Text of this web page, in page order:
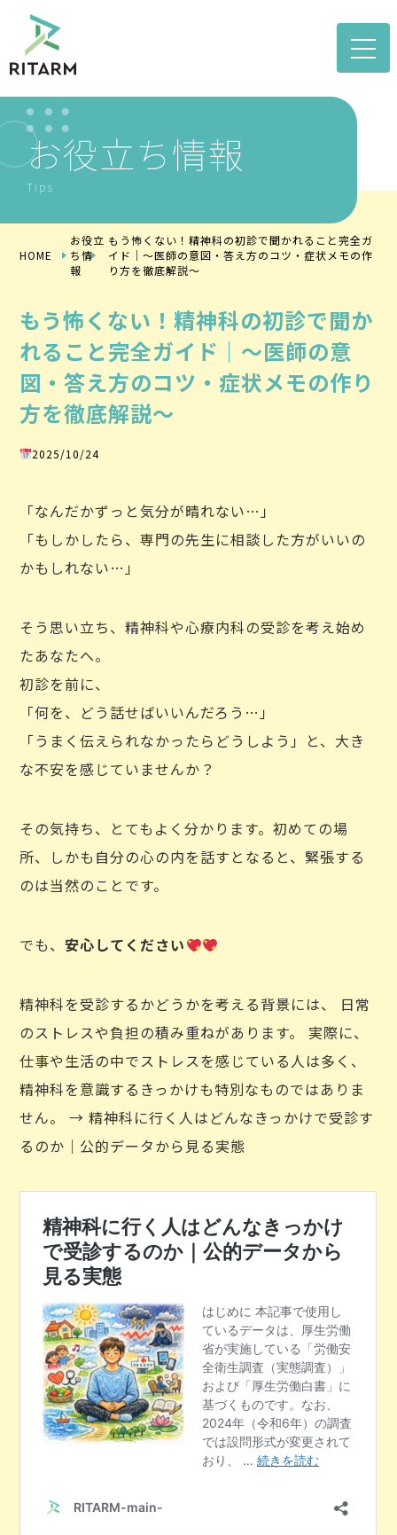
toggle
お役立ち情報
Tips
HOME
お役立
ち情
報
もう怖くない！精神科の初診で聞かれること完全ガ
イド｜～医師の意図・答え方のコツ・症状メモの作
り方を徹底解説～
もう怖くない！精神科の初診で聞か
れること完全ガイド｜～医師の意
図・答え方のコツ・症状メモの作り
方を徹底解説～
2025/10/24
「なんだかずっと気分が晴れない…」
「もしかしたら、専門の先生に相談した方がいいの
かもしれない…」
そう思い立ち、精神科や心療内科の受診を考え始め
たあなたへ。
初診を前に、
「何を、どう話せばいいんだろう…」
「うまく伝えられなかったらどうしよう」と、大き
な不安を感じていませんか？
その気持ち、とてもよく分かります。初めての場
所、しかも自分の心の内を話すとなると、緊張する
のは当然のことです。
でも、安心してください
精神科を受診するかどうかを考える背景には、 日常
のストレスや負担の積み重ねがあります。 実際に、
仕事や生活の中でストレスを感じている人は多く、
精神科を意識するきっかけも特別なものではありま
せん。 → 精神科に行く人はどんなきっかけで受診す
るのか｜公的データから見る実態